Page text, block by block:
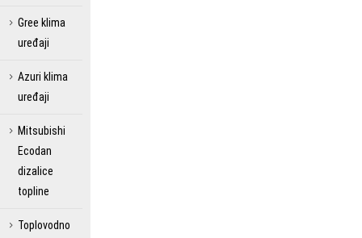
Gree klima
uređaji
Azuri klima
uređaji
Mitsubishi
Ecodan
dizalice
topline
Toplovodno